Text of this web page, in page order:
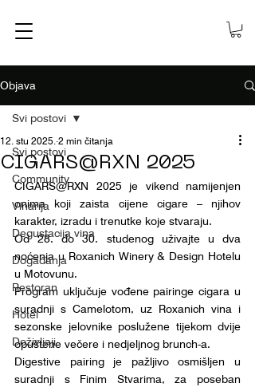
Objava
Svi postovi
Community
Vinarija
Degustacija vina
Događanja
Restoran
Hotel
Doživljaji
Svi postovi
CIGARS@RXN 2025
12. stu 2025. 2 min čitanja
CIGARS@RXN 2025 je vikend namijenjen
onima koji zaista cijene cigare – njihov
karakter, izradu i trenutke koje stvaraju.
Od 28. do 30. studenog uživajte u dva
noćenja u Roxanich Winery & Design Hotelu
u Motovunu.
​Program uključuje vođene pairinge cigara u
suradnji s Camelotom, uz Roxanich vina i
sezonske jelovnike poslužene tijekom dvije
opuštene večere i nedjeljnog brunch-a.
Digestive pairing je pažljivo osmišljen u
suradnji s Finim Stvarima, za poseban